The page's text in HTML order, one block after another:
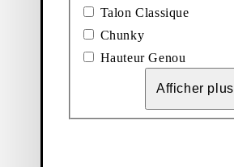
Talon Classique
Chunky
Hauteur Genou
Afficher plus